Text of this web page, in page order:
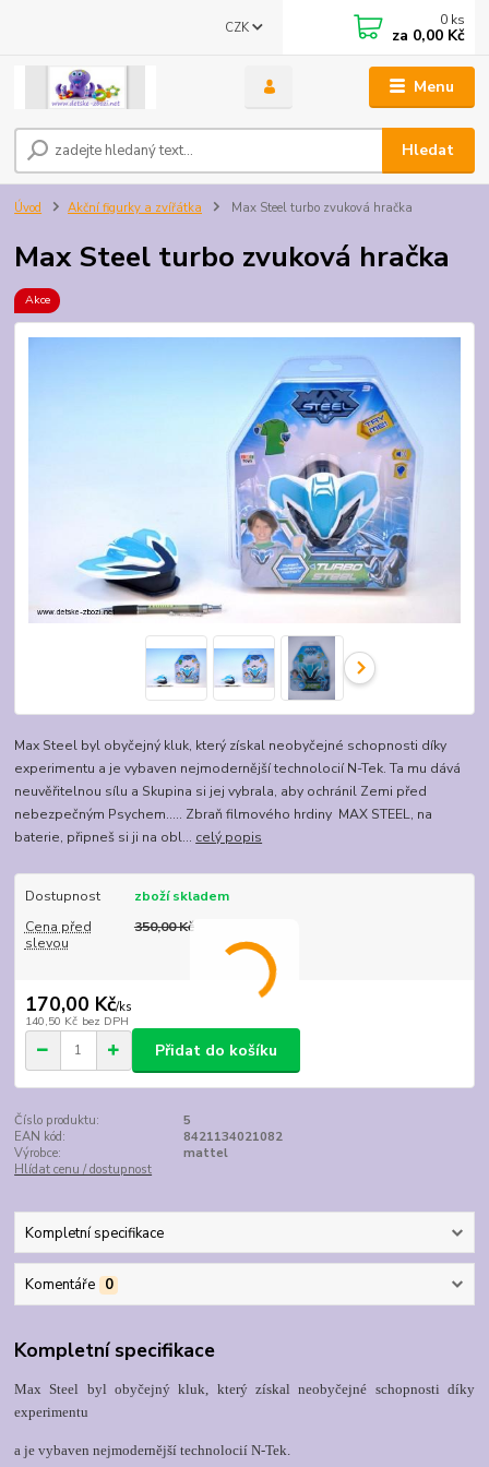
Menu
CZK
Hledat
0 ks
za 0,00 Kč
Úvod Akční figurky a zvířátka Max Steel turbo zvuková hračka
Max Steel turbo zvuková hračka
Akce
Max Steel byl obyčejný kluk, který získal neobyčejné schopnosti díky
experimentu a je vybaven nejmodernější technolocií N-Tek. Ta mu dává
neuvěřitelnou sílu a Skupina si jej vybrala, aby ochránil Zemi před
nebezpečným Psychem..... Zbraň filmového hrdiny MAX STEEL, na
baterie, připneš si ji na obl... celý popis
Dostupnost
zboží skladem
Cena před
slevou
350,00 Kč
170,00 Kč/ks
140,50 Kč bez DPH
Přidat do košíku
Číslo produktu:
5
EAN kód:
8421134021082
Výrobce:
mattel
Hlídat cenu / dostupnost
Kompletní specifikace
Komentáře 0
Kompletní specifikace
Max Steel byl obyčejný kluk, který získal neobyčejné schopnosti díky
experimentu
a je vybaven nejmodernější technolocií N-Tek.